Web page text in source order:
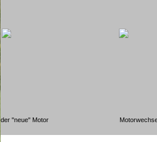
der "neue" Motor